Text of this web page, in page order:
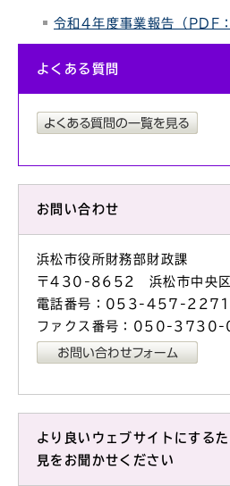
令和4年度事業報告（PDF
よくある質問
お問い合わせ
浜松市役所財務部財政課
〒430-8652 浜松市中央
電話番号：053-457-2271
ファクス番号：050-
より良いウェブサイトにする
見をお聞かせください